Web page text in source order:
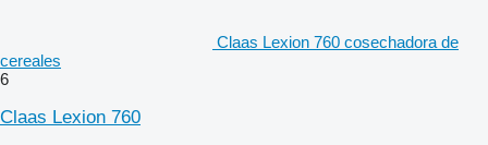
Claas Lexion 760 cosechadora de
cereales
6
Claas Lexion 760